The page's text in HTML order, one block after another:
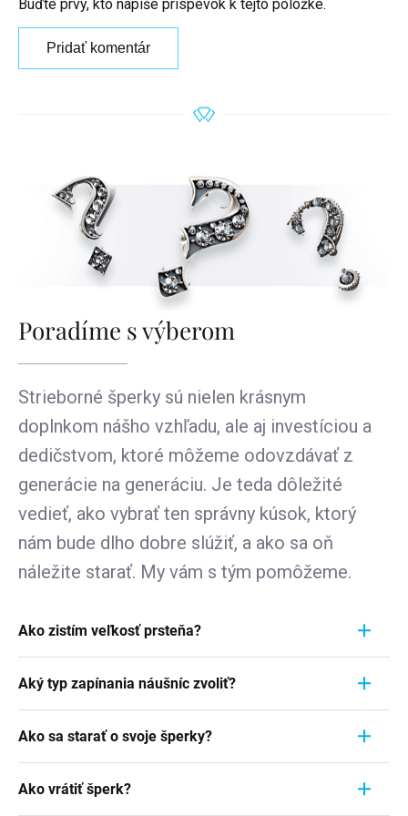
Buďte prvý, kto napíše príspevok k tejto položke.
Pridať komentár
Poradíme s výberom
Strieborné šperky sú nielen krásnym
doplnkom nášho vzhľadu, ale aj investíciou a
dedičstvom, ktoré môžeme odovzdávať z
generácie na generáciu. Je teda dôležité
vedieť, ako vybrať ten správny kúsok, ktorý
nám bude dlho dobre slúžiť, a ako sa oň
náležite starať. My vám s tým pomôžeme.
Ako zistím veľkosť prsteňa?
Aby ste zistili jeho veľkosť, vezmite pravítko a
položte ho priamo na prstienok, ktorý momentálne
nosíte. Dôležité je zamerať sa na jeho VNÚTORNÝ
znamená to, že vaša veľkosť prstienka je 7.
Aký typ zapínania náušníc zvoliť?
pohodlie, bezpečnosť a štýl náušníc. Strieborné
náušnice zvyčajne majú klasické háčiky, ktoré sú
jednoduché a pohodlné. Náušnice s pevným
Ako sa starať o svoje šperky?
vkusu, ale často aj symbolom významnej životnej
Ako vrátiť šperk?